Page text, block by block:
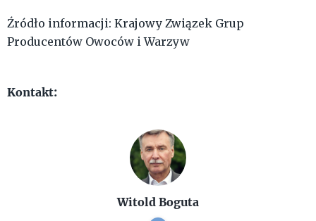
Źródło informacji: Krajowy Związek Grup
Producentów Owoców i Warzyw
Kontakt:
Witold Boguta